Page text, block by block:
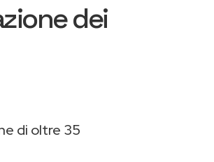
dei
di oltre 35